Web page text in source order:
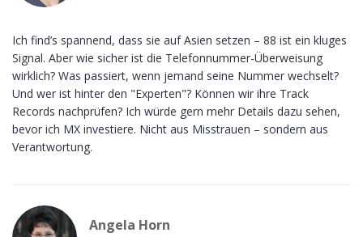
Ich find’s spannend, dass sie auf Asien setzen – 88 ist ein kluges
Signal. Aber wie sicher ist die Telefonnummer-Überweisung
wirklich? Was passiert, wenn jemand seine Nummer wechselt?
Und wer ist hinter den "Experten"? Können wir ihre Track
Records nachprüfen? Ich würde gern mehr Details dazu sehen,
bevor ich MX investiere. Nicht aus Misstrauen – sondern aus
Verantwortung.
Angela Horn